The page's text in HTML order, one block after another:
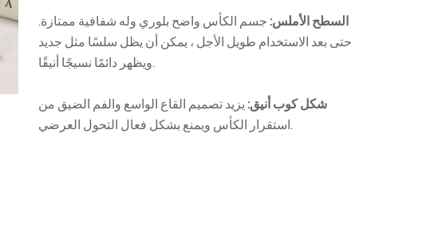
السطح الأملس: جسم الكأس واضح بلوري وله شفافية ممتازة.
حتى بعد الاستخدام طويل الأجل ، يمكن أن يظل سلسًا مثل جديد
شكل كوب أنيق: يزيد تصميم القاع الواسع والفم الضيق من